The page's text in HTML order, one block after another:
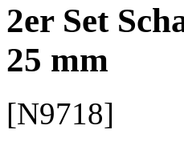
2er Set
25 mm
[N9718]